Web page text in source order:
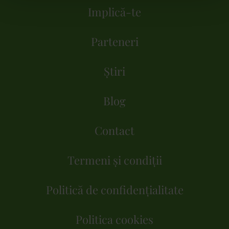
Implică-te
Parteneri
Știri
Blog
Contact
Termeni și condiții
Politică de confidențialitate
Politica cookies